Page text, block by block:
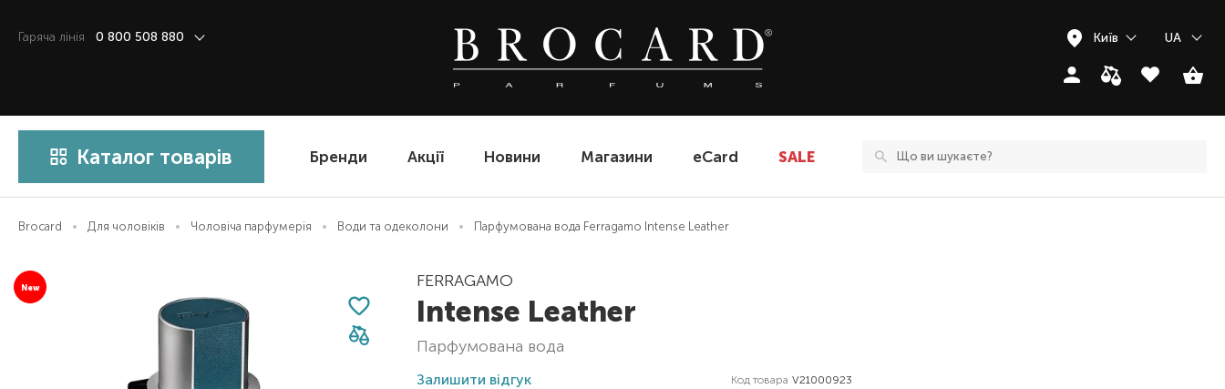
Гаряча лiнiя 0 800 508 880 Київ UA
Каталог товарів Бренди Акції Новини Магазини eCard SALE
Brocard Для чоловіків Чоловіча парфумерія Води та одеколони Парфумована вода Ferragamo Intense Leather
New FERRAGAMO
Intense Leather
парфумована вода
Залишити відгук Код товара V21000923